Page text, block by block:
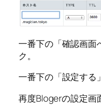
一番下の「確認画面
ク。
一番下の「設定する
再度Blogerの設定画